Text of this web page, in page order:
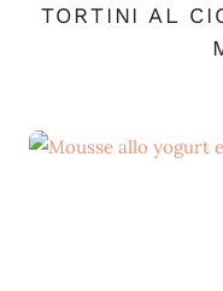
TORTINI AL